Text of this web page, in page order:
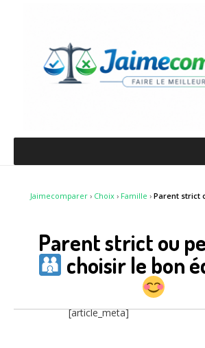
Jaimecomparer › Choix › Famille › Parent strict
Parent strict ou
choisir le bon
[article_meta]